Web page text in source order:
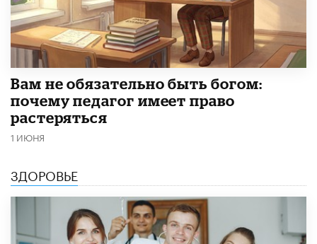
​Вам не обязательно быть богом:
почему педагог имеет право
растеряться
1 ИЮНЯ
ЗДОРОВЬЕ